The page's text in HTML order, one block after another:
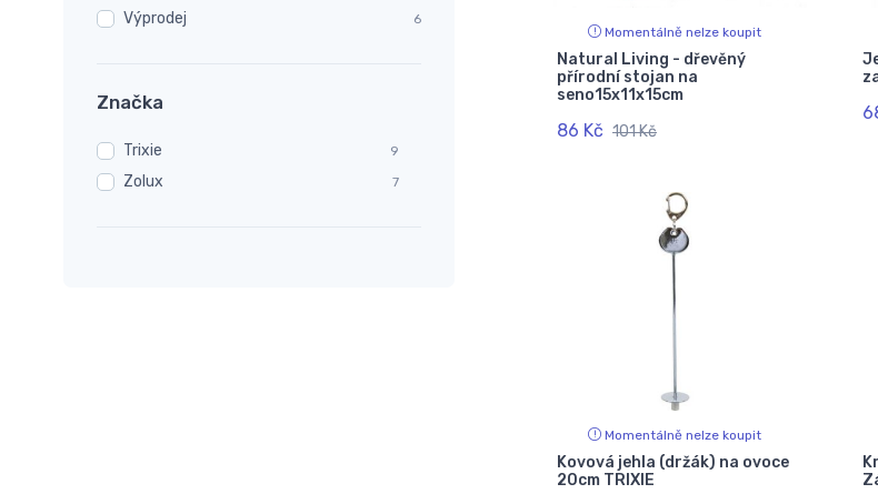
Výprodej 6
Značka
Trixie 9
Zolux 7
Momentálně nelze koupit
Natural Living - dřevěný
přírodní stojan na
seno15x11x15cm
86 Kč 101 Kč
Momentálně nelze koupit
Kovová jehla (držák) na ovoce
20cm TRIXIE